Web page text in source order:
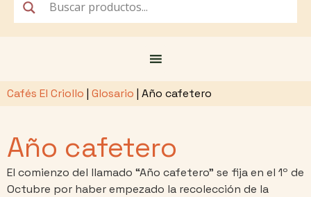
Cafés El Criollo | Glosario | Año cafetero
Año cafetero
El comienzo del llamado “Año cafetero” se fija en el 1º de
Octubre por haber empezado la recolección de la